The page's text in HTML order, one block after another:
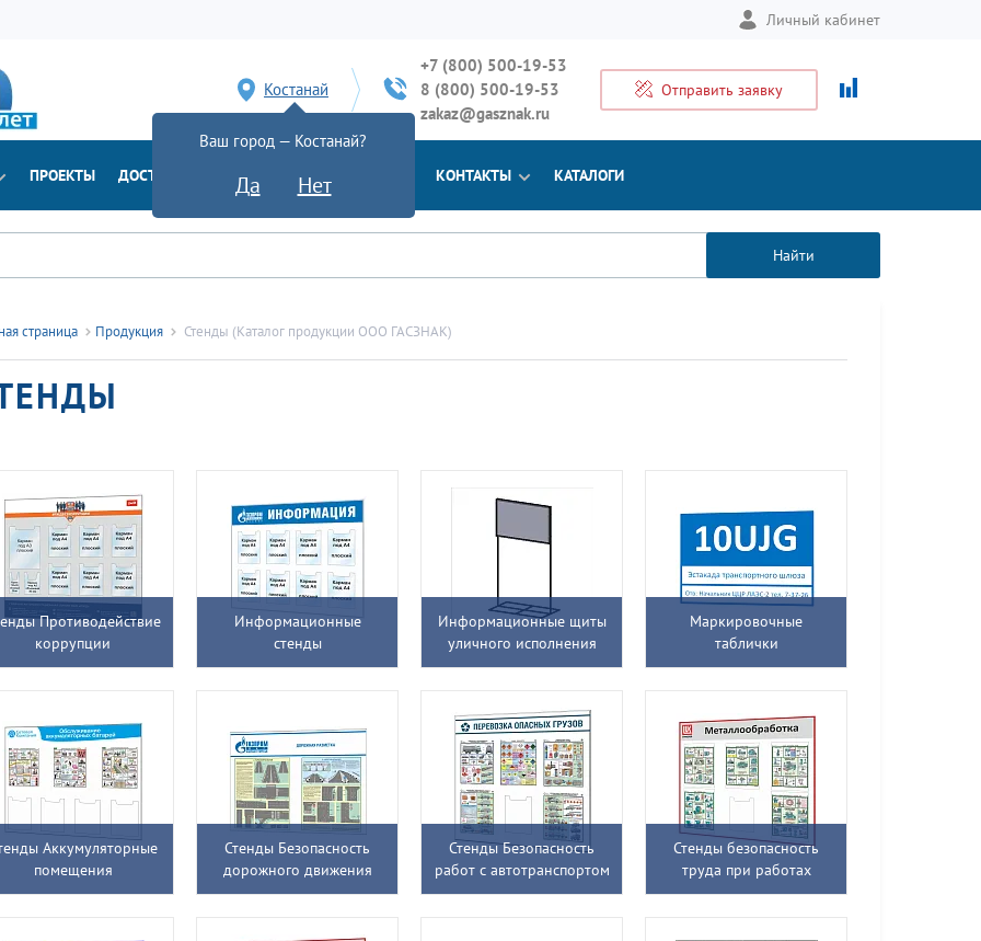
Личный кабинет
Костанай
Ваш город — Костанай?
Да Нет
+7 (800) 500-19-53
8 (800) 500-19-53
zakaz@gasznak.ru
Отправить заявку
ПРОЕКТЫ ДОСТАВКА ДОКУМЕНТЫ КОНТАКТЫ КАТАЛОГИ
Найти
страница Продукция Стенды (Каталог продукции ООО ГАСЗНАК)
Противодействие
коррупции
Информационные
стенды
Информационные щиты
уличного исполнения
Маркировочные
таблички
Аккумуляторные
помещения
Стенды Безопасность
дорожного движения
Стенды Безопасность
работ с автотранспортом
Стенды безопасность
труда при работах